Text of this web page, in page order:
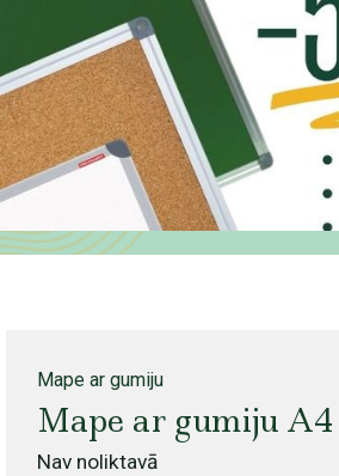
Mape ar gumiju
Mape ar gumiju
Nav noliktavā